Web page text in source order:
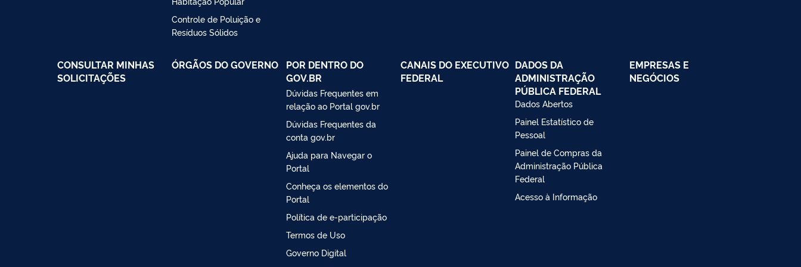
Controle de Poluição e
Resíduos Sólidos
CONSULTAR MINHAS
SOLICITAÇÕES
ÓRGÃOS DO GOVERNO
POR DENTRO DO
GOV.BR
Dúvidas Frequentes em
relação ao Portal gov.br
Dúvidas Frequentes da
conta gov.br
Ajuda para Navegar o
Portal
Conheça os elementos do
Portal
Política de e-participação
Termos de Uso
Governo Digital
CANAIS DO EXECUTIVO
FEDERAL
DADOS DA
ADMINISTRAÇÃO
PÚBLICA FEDERAL
Dados Abertos
Painel Estatístico de
Pessoal
Painel de Compras da
Administração Pública
Federal
Acesso à Informação
EMPRESAS E
NEGÓCIOS